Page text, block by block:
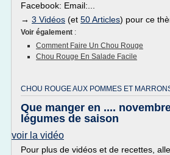
Facebook: Email:...
→ 3 Vidéos (et 50 Articles) pour ce
Voir également :
Comment Faire Un Chou Rouge
Chou Rouge En Salade Facile
CHOU ROUGE AUX POMMES ET
Que manger en ....
légumes de saison
voir la vidéo
Pour plus de vidéos et de recettes,